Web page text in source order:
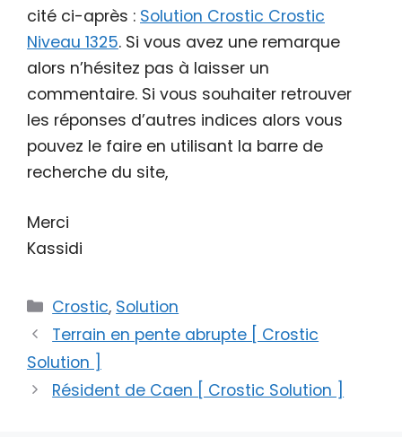
cité ci-après : Solution Crostic Crostic
Niveau 1325. Si vous avez une remarque
alors n’hésitez pas à laisser un
commentaire. Si vous souhaiter retrouver
les réponses d’autres indices alors vous
pouvez le faire en utilisant la barre de
recherche du site,
Merci
Kassidi
Catégories
Crostic, Solution
Terrain en pente abrupte [ Crostic
Solution ]
Résident de Caen [ Crostic Solution ]